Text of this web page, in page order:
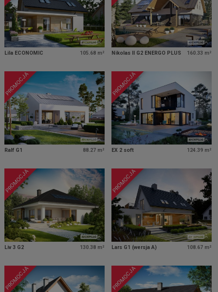
Lila ECONOMIC 105.68 m² Nikolas II G2 ENERGO PLUS 160.33 m²
PROMOCJA
Ralf G1 88.27 m²
PROMOCJA
EX 2 soft 124.39 m²
PROMOCJA
Liv 3 G2 130.38 m²
PROMOCJA
Lars G1 (wersja A) 108.67 m²
PROMOCJA PROMOCJA